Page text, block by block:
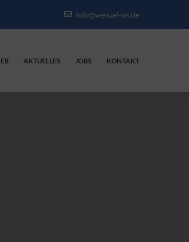
info@wenzel-os.de
AKTUELLES JOBS KONTAKT